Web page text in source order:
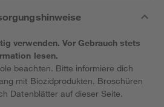
verwenden. Vor Gebrauch stets
lesen.
beachten. Bitte informiere dich
mit Biozidprodukten. Broschüren
Datenblätter auf dieser Seite.